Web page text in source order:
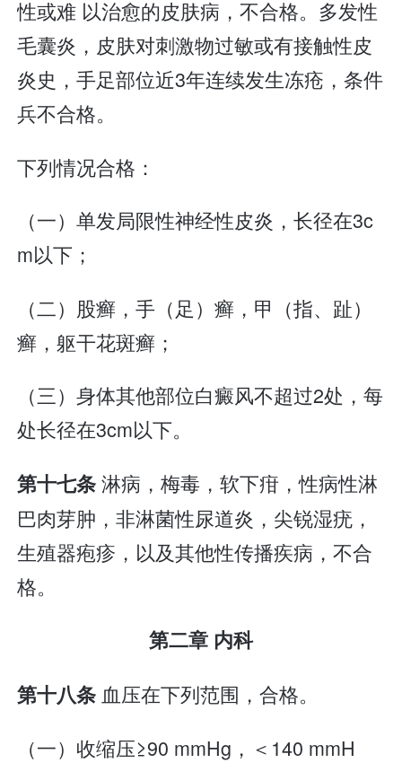
性或难 以治愈的皮肤病，不合格。多发性
毛囊炎，皮肤对刺激物过敏或有接触性皮
炎史，手足部位近3年连续发生冻疮，条件
兵不合格。
下列情况合格：
（一）单发局限性神经性皮炎，长径在3c
m以下；
（二）股癣，手（足）癣，甲（指、趾）
癣，躯干花斑癣；
（三）身体其他部位白癜风不超过2处，每
处长径在3cm以下。
第十七条淋病，梅毒，软下疳，性病性淋
巴肉芽肿，非淋菌性尿道炎，尖锐湿疣，
生殖器疱疹，以及其他性传播疾病，不合
格。
第二章 内科
第十八条 血压在下列范围，合格。
（一）收缩压≥90 mmHg，＜140 mmH